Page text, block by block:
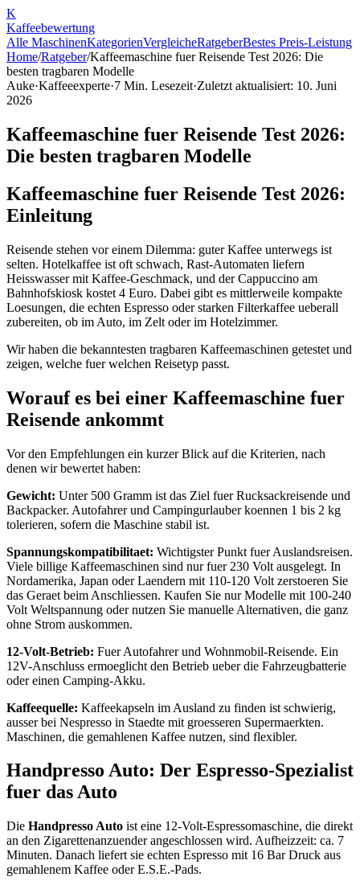
K
Kaffeebewertung
Alle MaschinenKategorienVergleicheRatgeberBestes Preis-Leistung
Home/Ratgeber/Kaffeemaschine fuer Reisende Test 2026: Die
besten tragbaren Modelle
Auke·Kaffeeexperte·7 Min. Lesezeit·Zuletzt aktualisiert: 10. Juni
2026
Kaffeemaschine fuer Reisende Test 2026:
Die besten tragbaren Modelle
Kaffeemaschine fuer Reisende Test 2026:
Einleitung
Reisende stehen vor einem Dilemma: guter Kaffee unterwegs ist
selten. Hotelkaffee ist oft schwach, Rast-Automaten liefern
Heisswasser mit Kaffee-Geschmack, und der Cappuccino am
Bahnhofskiosk kostet 4 Euro. Dabei gibt es mittlerweile kompakte
Loesungen, die echten Espresso oder starken Filterkaffee ueberall
zubereiten, ob im Auto, im Zelt oder im Hotelzimmer.
Wir haben die bekanntesten tragbaren Kaffeemaschinen getestet und
zeigen, welche fuer welchen Reisetyp passt.
Worauf es bei einer Kaffeemaschine fuer
Reisende ankommt
Vor den Empfehlungen ein kurzer Blick auf die Kriterien, nach
denen wir bewertet haben:
Gewicht: Unter 500 Gramm ist das Ziel fuer Rucksackreisende und
Backpacker. Autofahrer und Campingurlauber koennen 1 bis 2 kg
tolerieren, sofern die Maschine stabil ist.
Spannungskompatibilitaet: Wichtigster Punkt fuer Auslandsreisen.
Viele billige Kaffeemaschinen sind nur fuer 230 Volt ausgelegt. In
Nordamerika, Japan oder Laendern mit 110-120 Volt zerstoeren Sie
das Geraet beim Anschliessen. Kaufen Sie nur Modelle mit 100-240
Volt Weltspannung oder nutzen Sie manuelle Alternativen, die ganz
ohne Strom auskommen.
12-Volt-Betrieb: Fuer Autofahrer und Wohnmobil-Reisende. Ein
12V-Anschluss ermoeglicht den Betrieb ueber die Fahrzeugbatterie
oder einen Camping-Akku.
Kaffeequelle: Kaffeekapseln im Ausland zu finden ist schwierig,
ausser bei Nespresso in Staedte mit groesseren Supermaerkten.
Maschinen, die gemahlenen Kaffee nutzen, sind flexibler.
Handpresso Auto: Der Espresso-Spezialist
fuer das Auto
Die Handpresso Auto ist eine 12-Volt-Espressomaschine, die direkt
an den Zigarettenanzuender angeschlossen wird. Aufheizzeit: ca. 7
Minuten. Danach liefert sie echten Espresso mit 16 Bar Druck aus
gemahlenem Kaffee oder E.S.E.-Pads.